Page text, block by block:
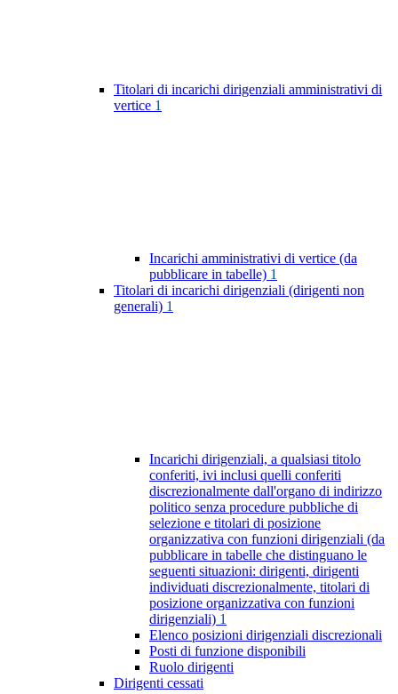
Titolari di incarichi dirigenziali amministrativi di
vertice 1
Incarichi amministrativi di vertice (da
pubblicare in tabelle) 1
Titolari di incarichi dirigenziali (dirigenti non
generali) 1
Incarichi dirigenziali, a qualsiasi titolo
conferiti, ivi inclusi quelli conferiti
discrezionalmente dall'organo di indirizzo
politico senza procedure pubbliche di
selezione e titolari di posizione
organizzativa con funzioni dirigenziali (da
pubblicare in tabelle che distinguano le
seguenti situazioni: dirigenti, dirigenti
individuati discrezionalmente, titolari di
posizione organizzativa con funzioni
dirigenziali) 1
Elenco posizioni dirigenziali discrezionali
Posti di funzione disponibili
Ruolo dirigenti
Dirigenti cessati